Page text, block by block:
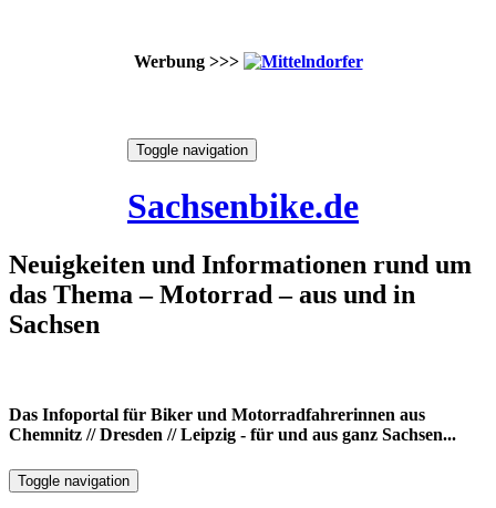
Werbung >>>
Toggle navigation
Sachsenbike.de
Neuigkeiten und Informationen rund um
das Thema – Motorrad – aus und in
Sachsen
Das Infoportal für Biker und Motorradfahrerinnen aus
Chemnitz // Dresden // Leipzig - für und aus ganz Sachsen...
Toggle navigation